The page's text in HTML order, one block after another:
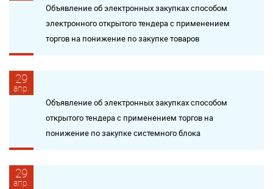
Объявление об электронных закупках способом
электронного открытого тендера с применением
торгов на понижение по закупке товаров
29
апр.
Объявление об электронных закупках способом
открытого тендера с применением торгов на
понижение по закупке системного блока
29
апр.